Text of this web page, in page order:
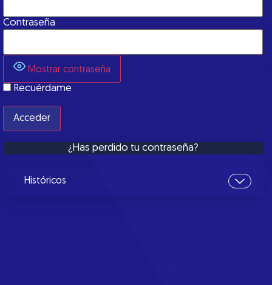
Contraseña
Mostrar contraseña
Recuérdame
¿Has perdido tu contraseña?
Históricos